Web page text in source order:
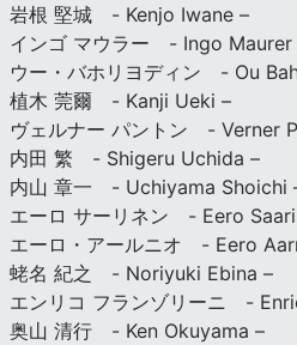
岩根 堅城 - Kenjo Iwane –
インゴ マウラー - Ingo Maurer
ウー・バホリヨディン - Ou
植木 莞爾 - Kanji Ueki –
ヴェルナー パントン - Verner
内田 繁 - Shigeru Uchida –
内山 章一 - Uchiyama Shoichi
エーロ サーリネン - Eero
エーロ・アールニオ - Eero
蛯名 紀之 - Noriyuki Ebina –
エンリコ フランゾリーニ -
奥山 清行 - Ken Okuyama –